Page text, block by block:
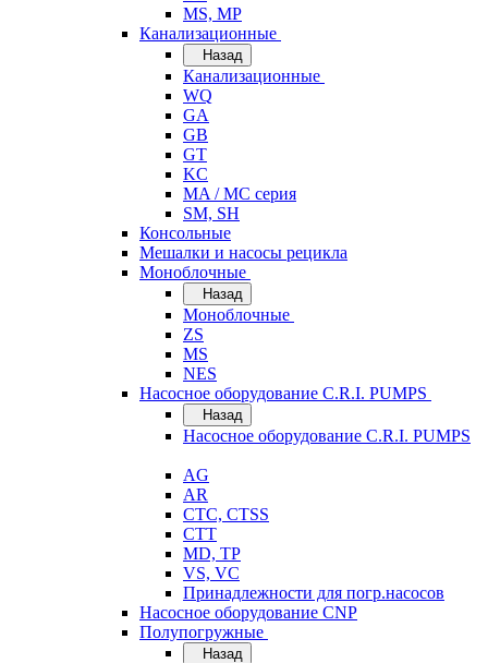
MS, MP
Канализационные
Назад
Канализационные
WQ
GA
GB
GT
KC
MA / MC серия
SM, SH
Консольные
Мешалки и насосы рецикла
Моноблочные
Назад
Моноблочные
ZS
MS
NES
Насосное оборудование C.R.I. PUMPS
Назад
Насосное оборудование C.R.I. PUMPS
AG
AR
CTC, CTSS
CTT
MD, TP
VS, VC
Принадлежности для погр.насосов
Насосное оборудование CNP
Полупогружные
Назад